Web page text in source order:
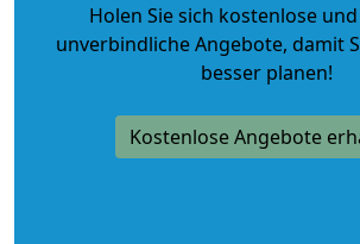
Holen Sie sich kostenlose
unverbindliche Angebote, damit
besser planen!
Kostenlose Angebote